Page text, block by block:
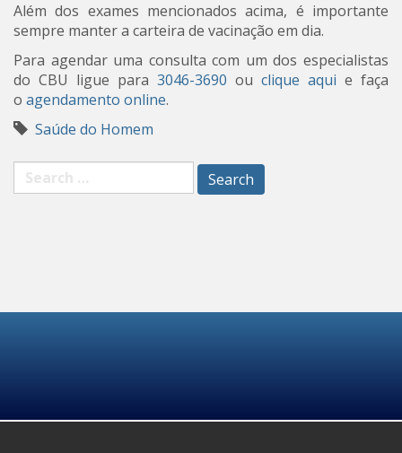
Além dos exames mencionados acima, é importante
sempre manter a carteira de vacinação em dia.
Para agendar uma consulta com um dos especialistas
do CBU ligue para 3046-3690 ou clique aqui e faça
o agendamento online.
Saúde do Homem
Search
for: